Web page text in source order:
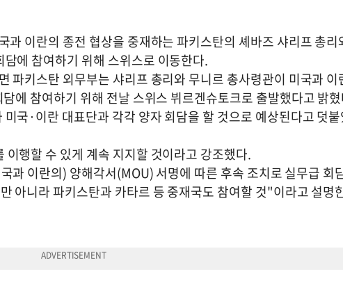
과 이란의 종전 협상을 중재하는 파키스탄의 셰바즈 샤리프 총리
에 참여하기 위해 스위스로 이동한다.
파키스탄 외무부는 샤리프 총리와 무니르 총사령관이 미국과 이
에 참여하기 위해 전날 스위스 뷔르겐슈토크로 출발했다고 밝
국·이란 대표단과 각각 양자 회담을 할 것으로 예상된다고 덧붙
행할 수 있게 계속 지지할 것이라고 강조했다.
과 이란의) 양해각서(MOU) 서명에 따른 후속 조치로 실무급 회
아니라 파키스탄과 카타르 등 중재국도 참여할 것"이라고 설명